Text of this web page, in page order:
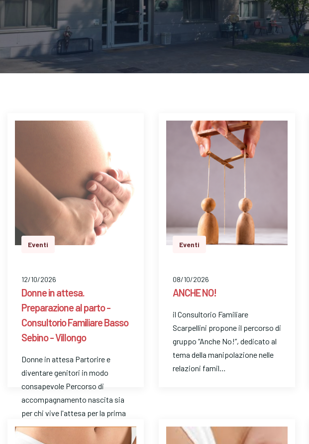
Eventi
12/10/2026
Donne in attesa.
Preparazione al parto -
Consultorio Familiare Basso
Sebino - Villongo
Donne in attesa Partorire e
diventare genitori in modo
consapevole Percorso di
accompagnamento nascita sia
per chi vive l'attesa per la prima
volt…
Eventi
08/10/2026
ANCHE NO!
il Consultorio Familiare
Scarpellini propone il percorso di
gruppo “Anche No!”, dedicato al
tema della manipolazione nelle
relazioni famil…